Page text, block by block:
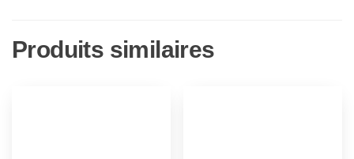
Produits similaires